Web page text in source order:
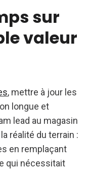
sur
valeur
, mettre à jour les
longue et
lead au magasin
réalité du terrain :
en remplaçant
qui nécessitait